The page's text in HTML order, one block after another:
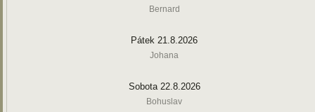
Bernard
Pátek 21.8.2026
Johana
Sobota 22.8.2026
Bohuslav